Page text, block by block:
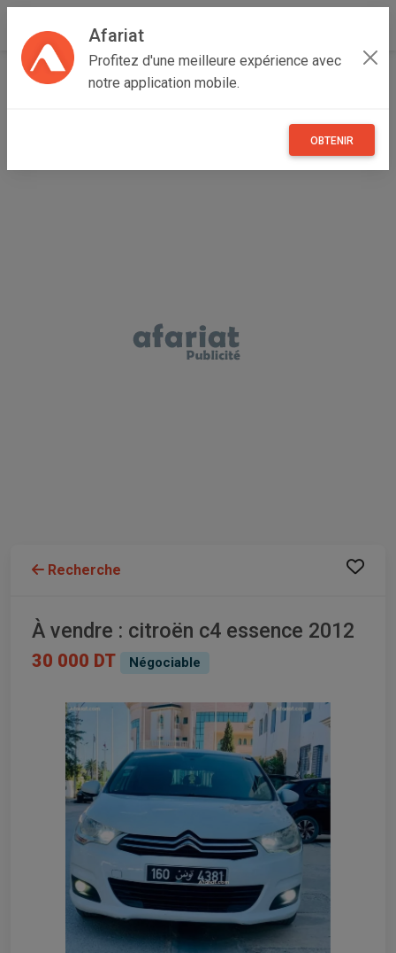
Afariat
Profitez d'une meilleure expérience avec
notre application mobile.
OBTENIR
Accueil Véhicules Cap bon - Sahel
Recherche
À vendre : citroën c4 essence 2012
30 000 DT Négociable